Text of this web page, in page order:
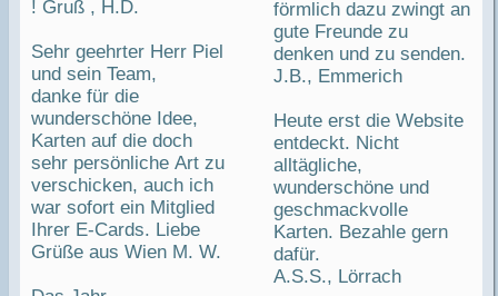
! Gruß , H.D.
Sehr geehrter Herr Piel
und sein Team,
danke für die
wunderschöne Idee,
Karten auf die doch
sehr persönliche Art zu
verschicken, auch ich
war sofort ein Mitglied
Ihrer E-Cards. Liebe
Grüße aus Wien M. W.
förmlich dazu zwingt an
gute Freunde zu
denken und zu senden.
J.B., Emmerich
Heute erst die Website
entdeckt. Nicht
alltägliche,
wunderschöne und
geschmackvolle
Karten. Bezahle gern
dafür.
A.S.S., Lörrach